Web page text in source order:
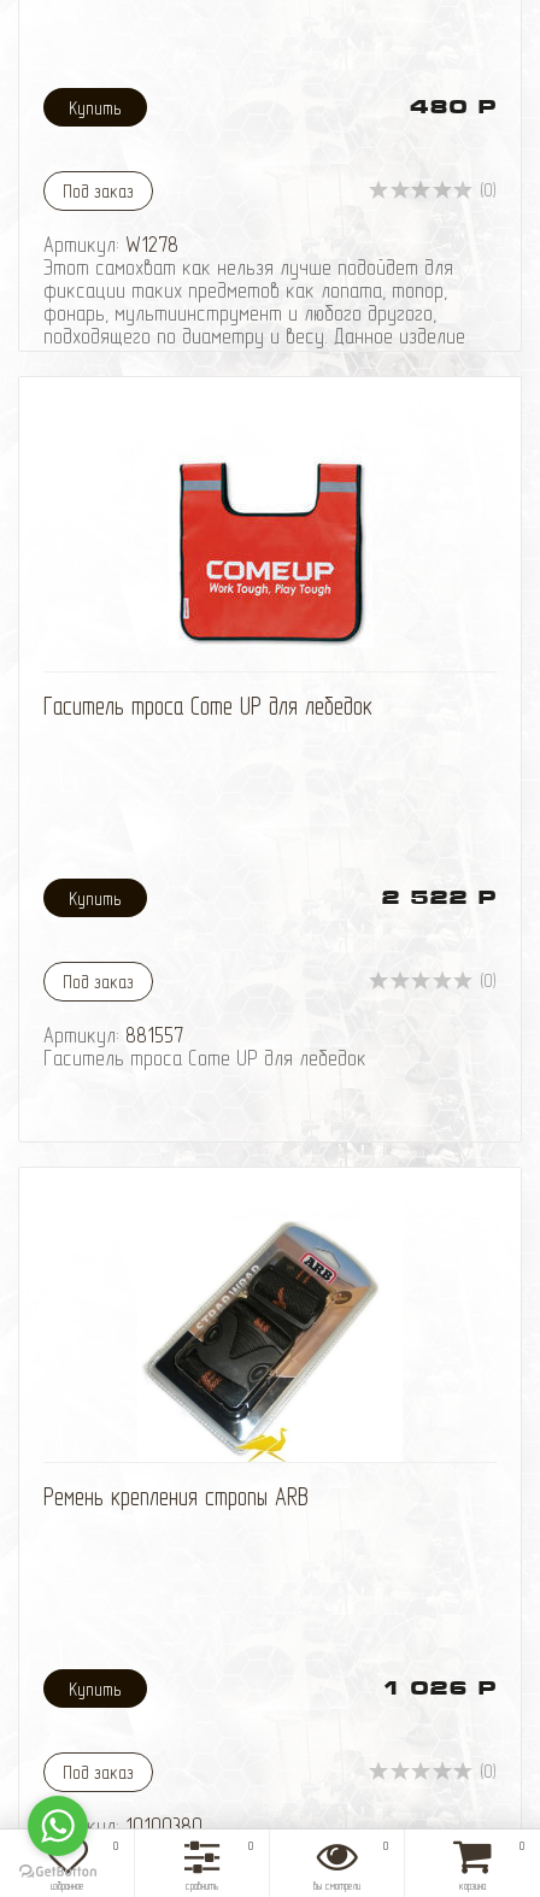
480 Р
Под заказ (0)
Артикул: W1278
Этот самохват как нельзя лучше подойдет для
фиксации таких предметов как лопата, топор,
фонарь, мультиинструмент и любого другого,
подходящего по диаметру и весу. Данное изделие
предназначено для фиксации предметов диаметром
от 25 до 55 миллиметров и весом до 12 килограммов.
температурных режимов и он будет одинаково
хорошо выполнять свои функции и в жару и в мороз.
Для фиксирования вытянутых предметов
используйте два крепления.
Гаситель троса Come UP для лебедок
2 522 Р
Под заказ (0)
Артикул: 881557
Гаситель троса Come UP для лебедок
Ремень крепления стропы ARB
1 026 Р
Под заказ (0)
Артикул:10100380
0
избранное
0
сравнить
0
вы смотрели
0
корзина